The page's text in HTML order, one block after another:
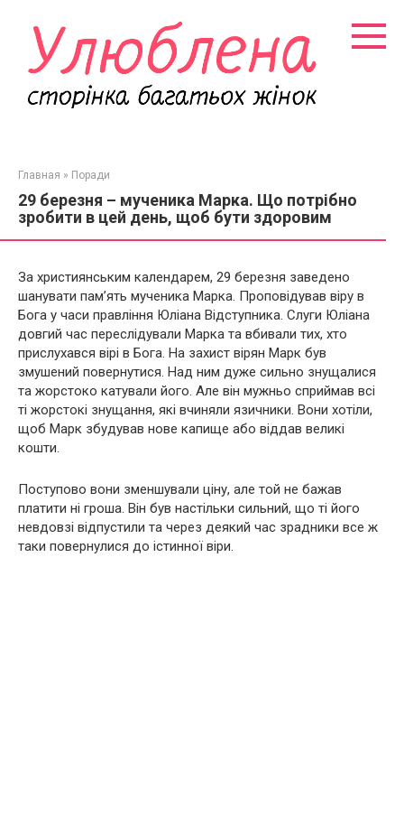
контенту
Главная » Поради
29 березня – мученика Марка. Що потрібно
зробити в цей день, щоб бути здоровим
За християнським календарем, 29 березня заведено
шанувати пам’ять мученика Марка. Проповідував віру в
Бога у часи правління Юліана Відступника. Слуги Юліана
довгий час переслідували Марка та вбивали тих, хто
прислухався вірі в Бога. На захист вірян Марк був
змушений повернутися. Над ним дуже сильно знущалися
та жорстоко катували його. Але він мужньо сприймав всі
ті жорстокі знущання, які вчиняли язичники. Вони хотіли,
щоб Марк збудував нове капище або віддав великі
кошти.
Поступово вони зменшували ціну, але той не бажав
платити ні гроша. Він був настільки сильний, що ті його
невдовзі відпустили та через деякий час зрадники все ж
таки повернулися до істинної віри.